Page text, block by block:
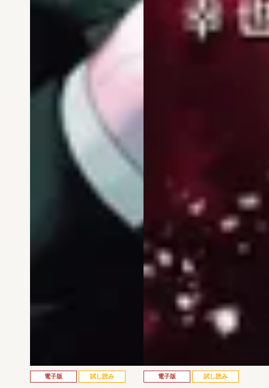
電子版 試し読み 電子版 試し読み